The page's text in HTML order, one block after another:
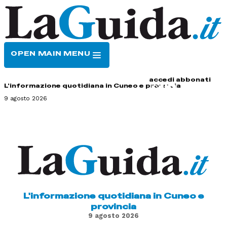
OPEN MAIN MENU
accedi abbonati
L'informazione quotidiana in Cuneo e provincia
9 agosto 2026
L'informazione quotidiana in Cuneo e
provincia
9 agosto 2026